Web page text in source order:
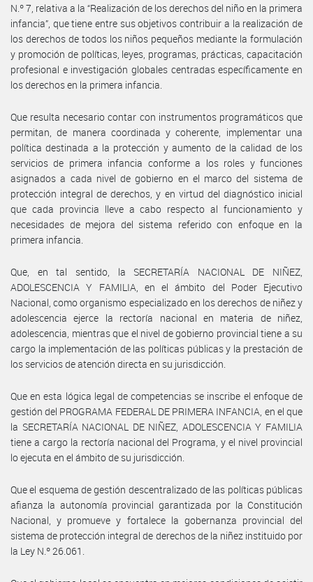
N.º 7, relativa a la “Realización de los derechos del niño en la primera
infancia”, que tiene entre sus objetivos contribuir a la realización de
los derechos de todos los niños pequeños mediante la formulación
y promoción de políticas, leyes, programas, prácticas, capacitación
profesional e investigación globales centradas específicamente en
los derechos en la primera infancia.
Que resulta necesario contar con instrumentos programáticos que
permitan, de manera coordinada y coherente, implementar una
política destinada a la protección y aumento de la calidad de los
servicios de primera infancia conforme a los roles y funciones
asignados a cada nivel de gobierno en el marco del sistema de
protección integral de derechos, y en virtud del diagnóstico inicial
que cada provincia lleve a cabo respecto al funcionamiento y
necesidades de mejora del sistema referido con enfoque en la
primera infancia.
Que, en tal sentido, la SECRETARÍA NACIONAL DE NIÑEZ,
ADOLESCENCIA Y FAMILIA, en el ámbito del Poder Ejecutivo
Nacional, como organismo especializado en los derechos de niñez y
adolescencia ejerce la rectoría nacional en materia de niñez,
adolescencia, mientras que el nivel de gobierno provincial tiene a su
cargo la implementación de las políticas públicas y la prestación de
los servicios de atención directa en su jurisdicción.
Que en esta lógica legal de competencias se inscribe el enfoque de
gestión del PROGRAMA FEDERAL DE PRIMERA INFANCIA, en el que
la SECRETARÍA NACIONAL DE NIÑEZ, ADOLESCENCIA Y FAMILIA
tiene a cargo la rectoría nacional del Programa, y el nivel provincial
lo ejecuta en el ámbito de su jurisdicción.
Que el esquema de gestión descentralizado de las políticas públicas
afianza la autonomía provincial garantizada por la Constitución
Nacional, y promueve y fortalece la gobernanza provincial del
sistema de protección integral de derechos de la niñez instituido por
la Ley N.º 26.061.